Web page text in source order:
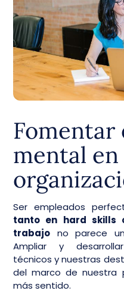
Fomentar
mental en
Ser empleados
tanto en hard skills
trabajo no parece
Ampliar y
técnicos y nuestras
del marco de nuestra
más sentido.